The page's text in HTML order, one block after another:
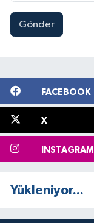
Gönder
FACEBOOK
X
INSTAGRAM
Yükleniyor...